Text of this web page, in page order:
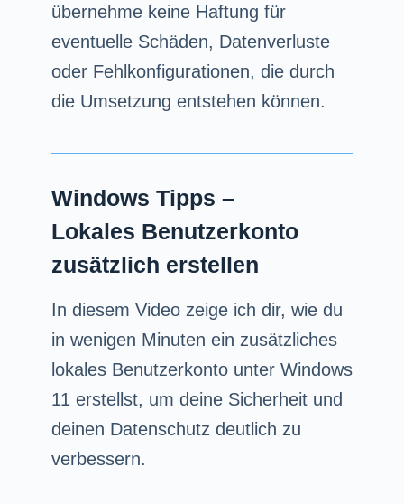
übernehme keine Haftung für
eventuelle Schäden, Datenverluste
oder Fehlkonfigurationen, die durch
die Umsetzung entstehen können.
Windows Tipps –
Lokales Benutzerkonto
zusätzlich erstellen
In diesem Video zeige ich dir, wie du
in wenigen Minuten ein zusätzliches
lokales Benutzerkonto unter Windows
11 erstellst, um deine Sicherheit und
deinen Datenschutz deutlich zu
verbessern.